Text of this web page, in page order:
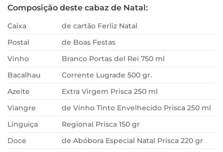
Composição deste cabaz de Natal:
Caixa
de cartão Ferliz Natal
Postal
de Boas Festas
Vinho
Branco Portas del Rei 750 ml
Bacalhau
Corrente Lugrade 500 gr.
Azeite
Extra Virgem Prisca 250 ml
Viangre
de Vinho Tinto Envelhecido Prisca 250 ml
Linguiça
Regional Prisca 150 gr
Doce
de Abóbora Especial Natal Prisca 220 gr